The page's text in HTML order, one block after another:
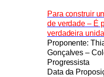
Para construir
de verdade – É
verdadeira
Proponente:
Gonçalves –
Progressista
Data da